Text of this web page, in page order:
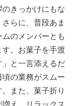
きっかけにもな
らに、普段あま
のメンバーとも
す。お菓子を手渡
と一言添えるだ
の業務がスムー
また、菓子折り
え、リラックス